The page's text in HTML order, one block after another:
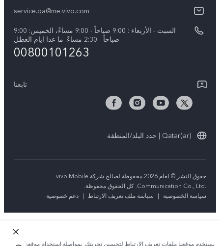
V50 Lite 5G
V50 5G
بيان الخصوصية بشأن خدمة العملاء
مركز الخصوصية لدى vivo
service.qa@me.vivo.com
السبت - الأربعاء : 9:00 صباحاً - 9:00 مساءً، الخميس: 9:00
صباحاً - 2:30 مساءً. ما عدا ايام العطل
00800101263
تابعنا
Qatar(ar) | حدد البلد/المنطقة
حقوق النشر © لعام 2026 محفوظة لصالح شركة vivo Mobile
Communication Co., Ltd.‎. كل الحقوق محفوظة.
سياسة الخصوصية
| سياسة ملف تعريف الارتباط | دعم خصوصية
يستخدم موقعنا ملفات تعريف الارتباط لتحسين تجربتك. بمواصلة استخدام موقعنا؛